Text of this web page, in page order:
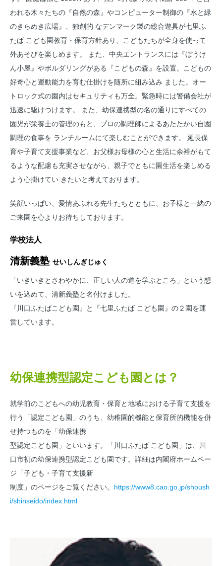
われる木々たちの『自然の森』やコンピューター制御の『水と緑
のきらめき広場』、独創的 なデンマーク製の総合遊具が七里ふ
たば こども園教育・保育方針あり、こどもたちが全身を使って
外あそびを楽しめます。 また、中央エントランスには『ぼうけ
ん小屋』やボルダリングがある『こどもの森』を設置。こどもの
好奇心と運動能力を育む仕掛けを随所に組み込み ました。オー
トロック式の園内はセキュリティも万全。緊急時には警備会社が
迅速に駆けつけます。 また、幼保連携型の名の通りにすべての
園児が栄養士の管理のもと、プロの調理師によるあたたかい自園
調理の食事を ランチルームにて楽しむことができます。 延長保
育や子育て支援事業など、お父様お母様の心と生活に余裕がもて
るような配慮も充実させながら、親子でともに園生活を楽しめる
よう心掛けてい きたいと考えております。
笑顔いっぱい、愛情あふれる先生たちとともに、お子様と一緒の
ご来園を心よりお待ちしております。
学校法人
清新義塾 せいしんぎじゅく
「いきいきとさわやかに、正しい人の道を学ぶところ」という想
いを込めて、清新義塾と名付けました。
『川口ふたばこども園』と『七里ふたば こども園』の２園を運
営しています。
幼保連携型認定こども園とは？
就学前のこどもへの幼児教育・保育と地域における子育て支援を
行う「認定こども園」のうち、幼稚園的機能と保育所的機能を併
せ持つものを「幼保連携
型認定こども園」といいます。「川口ふたば こども園」は、川
口市初の幼保連携型認定こども園です。詳細は内閣府ホームペー
ジ「子ども・子育て支援新
制度」のページをご覧ください。 https://www8.cao.go.jp/shoush
i/shinseido/index.html